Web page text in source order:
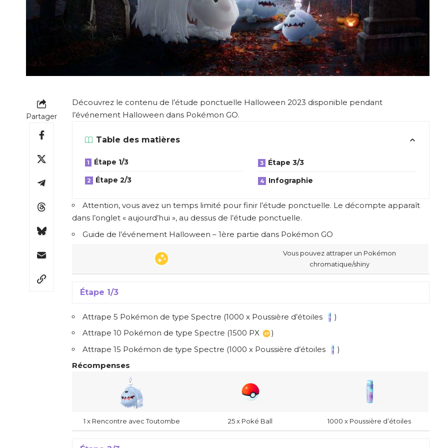
Partager
Découvrez le contenu de l’étude ponctuelle Halloween 2023 disponible pendant
l’événement Halloween dans Pokémon GO.
Table des matières
Étape 1/3
Étape 2/3
Étape 3/3
Infographie
Attention, vous avez un temps limité pour finir l’étude ponctuelle. Le décompte apparaît
dans l’onglet « aujourd’hui », au dessus de l’étude ponctuelle.
Guide de l’événement Halloween – 1ère partie dans Pokémon GO
Vous pouvez attraper un Pokémon
chromatique/shiny
Étape 1/3
Attrape 5 Pokémon de type Spectre (1000 x Poussière d’étoiles
)
Attrape 10 Pokémon de type Spectre (1500 PX
)
Attrape 15 Pokémon de type Spectre (1000 x Poussière d’étoiles
)
Récompenses
1 x Rencontre avec Toutombe 25 x Poké Ball 1000 x Poussière d’étoiles